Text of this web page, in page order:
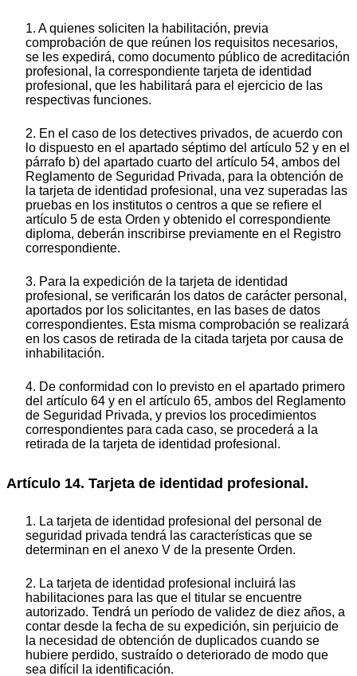
1. A quienes soliciten la habilitación, previa
comprobación de que reúnen los requisitos necesarios,
se les expedirá, como documento público de acreditación
profesional, la correspondiente tarjeta de identidad
profesional, que les habilitará para el ejercicio de las
respectivas funciones.
2. En el caso de los detectives privados, de acuerdo con
lo dispuesto en el apartado séptimo del artículo 52 y en el
párrafo b) del apartado cuarto del artículo 54, ambos del
Reglamento de Seguridad Privada, para la obtención de
la tarjeta de identidad profesional, una vez superadas las
pruebas en los institutos o centros a que se refiere el
artículo 5 de esta Orden y obtenido el correspondiente
diploma, deberán inscribirse previamente en el Registro
correspondiente.
3. Para la expedición de la tarjeta de identidad
profesional, se verificarán los datos de carácter personal,
aportados por los solicitantes, en las bases de datos
correspondientes. Esta misma comprobación se realizará
en los casos de retirada de la citada tarjeta por causa de
inhabilitación.
4. De conformidad con lo previsto en el apartado primero
del artículo 64 y en el artículo 65, ambos del Reglamento
de Seguridad Privada, y previos los procedimientos
correspondientes para cada caso, se procederá a la
retirada de la tarjeta de identidad profesional.
Artículo 14. Tarjeta de identidad profesional.
1. La tarjeta de identidad profesional del personal de
seguridad privada tendrá las características que se
determinan en el anexo V de la presente Orden.
2. La tarjeta de identidad profesional incluirá las
habilitaciones para las que el titular se encuentre
autorizado. Tendrá un período de validez de diez años, a
contar desde la fecha de su expedición, sin perjuicio de
la necesidad de obtención de duplicados cuando se
hubiere perdido, sustraído o deteriorado de modo que
sea difícil la identificación.